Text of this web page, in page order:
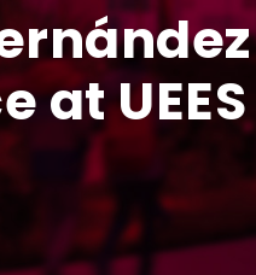
at UEES